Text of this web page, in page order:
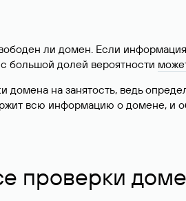
ли домен. Если
большой долей вероятности
домена на занятость, ведь
всю информацию о домене, и
проверки